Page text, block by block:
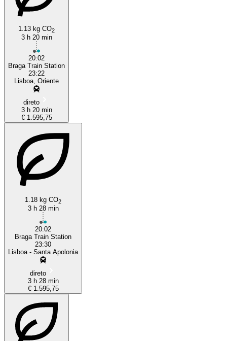
1.13 kg CO2
3 h 20 min
20:02
Braga Train Station
23:22
Lisboa, Oriente
direto
3 h 20 min
€ 1.595,75
1.18 kg CO2
3 h 28 min
20:02
Braga Train Station
23:30
Lisboa - Santa Apolonia
direto
3 h 28 min
€ 1.595,75